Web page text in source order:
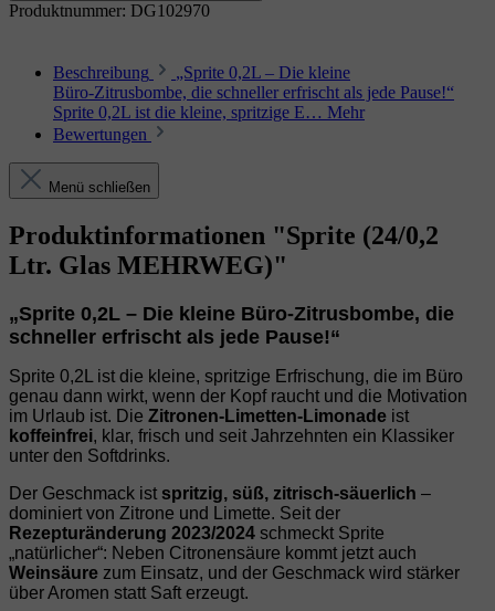
Produktnummer: DG102970
Beschreibung
„Sprite 0,2L – Die kleine
Büro‑Zitrusbombe, die schneller erfrischt als jede Pause!“
Sprite 0,2L ist die kleine, spritzige E… Mehr
Bewertungen
Menü schließen
Produktinformationen "Sprite (24/0,2
Ltr. Glas MEHRWEG)"
„Sprite 0,2L – Die kleine Büro‑Zitrusbombe, die
schneller erfrischt als jede Pause!“
Sprite 0,2L ist die kleine, spritzige Erfrischung, die im Büro
genau dann wirkt, wenn der Kopf raucht und die Motivation
im Urlaub ist. Die Zitronen‑Limetten‑Limonade ist
koffeinfrei, klar, frisch und seit Jahrzehnten ein Klassiker
unter den Softdrinks.
Der Geschmack ist spritzig, süß, zitrisch‑säuerlich –
dominiert von Zitrone und Limette. Seit der
Rezepturänderung 2023/2024 schmeckt Sprite
„natürlicher“: Neben Citronensäure kommt jetzt auch
Weinsäure zum Einsatz, und der Geschmack wird stärker
über Aromen statt Saft erzeugt.